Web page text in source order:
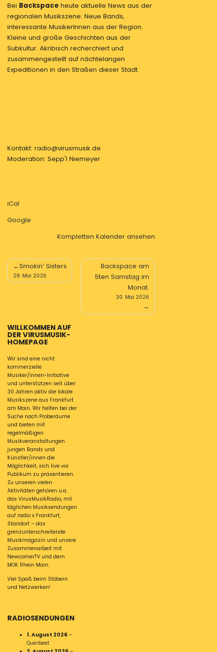
Bei Backspace heute aktuelle News aus der
regionalen Musikszene. Neue Bands,
interessante MusikerInnen aus der Region.
Kleine und große Geschichten aus der
Subkultur. Akribisch recherchiert und
zusammengestellt auf nächtelangen
Expeditionen in den Straßen dieser Stadt.
Kontakt: radio@virusmusik.de
Moderation: Sepp'l Niemeyer
iCal
Google
Kompletten Kalender ansehen
Beitragsnavigation
Smokin‘ Sisters
28. Mai 2026
Backspace am
5ten Samstag im
Monat.
30. Mai 2026
WILLKOMMEN AUF
DER VIRUSMUSIK-
HOMEPAGE
Wir sind eine nicht
kommerzielle
Musiker/innen-Initiative
und unterstützen seit über
30 Jahren aktiv die lokale
Musikszene aus Frankfurt
am Main. Wir helfen bei der
Suche nach Proberäume
und bieten mit
regelmäßigen
Musikveranstaltungen
jungen Bands und
Künstler/innen die
Möglichkeit, sich live vor
Publikum zu präsentieren.
Zu unseren vielen
Aktivitäten gehören u.a.
das VirusMusikRadio, mit
täglichen Musiksendungen
auf radio x Frankfurt,
Standort – das
grenzunterschreitende
Musikmagazin und unsere
Zusammenarbeit mit
NewcomerTV und dem
MOK Rhein Main.
Viel Spaß beim Stöbern
und Netzwerken!
RADIOSENDUNGEN
1. August 2026 –
Querbeet